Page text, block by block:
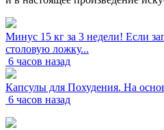
Минус 15 кг за 3 недели! Если
столовую ложку...
6 часов назад
Капсулы для Похудения. На
6 часов назад